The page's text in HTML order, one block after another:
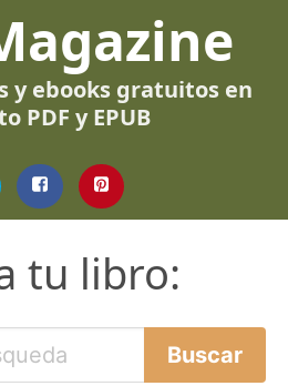
y ebooks gratuitos en
PDF y EPUB
tu libro: